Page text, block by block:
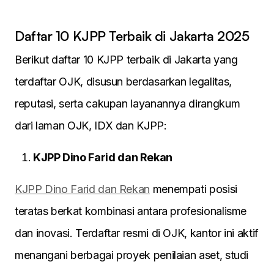
Daftar 10 KJPP Terbaik di Jakarta 2025
Berikut daftar 10 KJPP terbaik di Jakarta yang
terdaftar OJK, disusun berdasarkan legalitas,
reputasi, serta cakupan layanannya dirangkum
dari laman OJK, IDX dan KJPP:
KJPP Dino Farid dan Rekan
KJPP Dino Farid dan Rekan menempati posisi
teratas berkat kombinasi antara profesionalisme
dan inovasi. Terdaftar resmi di OJK, kantor ini aktif
menangani berbagai proyek penilaian aset, studi